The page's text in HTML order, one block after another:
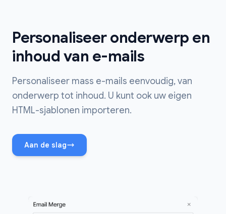
Personaliseer onderwerp en
inhoud van e-mails
Personaliseer mass e-mails eenvoudig, van
onderwerp tot inhoud. U kunt ook uw eigen
HTML-sjablonen importeren.
Aan de slag